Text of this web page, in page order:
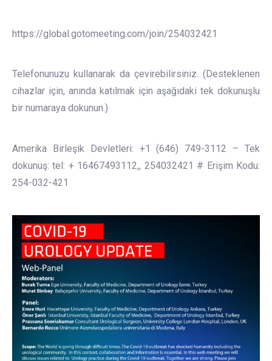
https://global.gotomeeting.com/join/254032421
Telefonunuzu kullanarak da çevirebilirsiniz. (Desteklenen
cihazlar için, anında katılmak için aşağıdaki tek dokunuşlu
bir numaraya dokunun.)
Amerika Birleşik Devletleri: +1 (646) 749-3112 – Tek
dokunuş: tel: + 16467493112,, 254032421 # Erişim Kodu:
254-032-421